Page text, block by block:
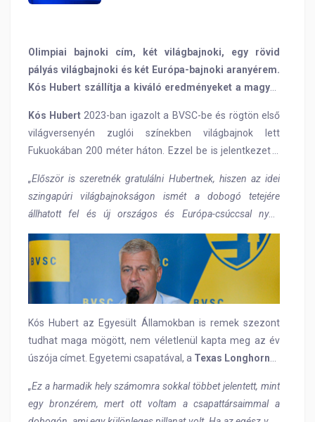
Olimpiai bajnoki cím, két világbajnoki, egy rövid
pályás világbajnoki és két Európa-bajnoki aranyérem.
Kós Hubert szállítja a kiváló eredményeket a magyar
céljai is vannak, amelyeket a sajtó képviselőinek árult
el, mielőtt visszatérne az Egyesült Államokba.
Kós Hubert 2023-ban igazolt a BVSC-be és rögtön első
világversenyén zuglói színekben világbajnok lett
Fukuokában 200 méter háton. Ezzel be is jelentkezet a
szám olimpiai aranyérmére, amelyet egy évvel később
Párizsban felejthetetlen versenyben meg is szerzett.
Előtte még két Eb aranyat is begyűjtött, majd
decemberben a budapesti rövid pályás világbajnokságon
is első lett Kós. Ezen a nyáron pedig 200 méter háton
ismét világbajnok lett fantasztikus Európa-csúccsal, 200
vegyesen pedig egy bronzérmet szerzett.
„Először is szeretnék gratulálni Hubertnek, hiszen az idei
szingapúri világbajnokságon ismét a dobogó tetejére
állhatott fel és új országos és Európa-csúccsal nyert
(1:53.19) 200 méter háton. Ráadásul még egy bronzérmet
is szerzett a sok döntős úszása mellett, ami kimagasló
teljesítmény, de szeretném megjegyezni, hogy az a
szerénység és alázat, ami jellemzi Hubit, legalább olyan
szimpatikussá teszi őt, mint az eredményei”– nyitotta meg
a sajtóeseménytSzatmáry Kristóf, a BVSC-Zugló
elnöke .„A tavalyi évben a klubok rangsorában a BVSC
végzett az első helyen, mely eredményhez nagyban
párbajtőrözőnk mellett Kós Hubert nyert aranyérmet
Párizsban 200 méter háton. 2023-ban kezdődött klubunk
Kós Hubert az Egyesült Államokban is remek szezont
tudhat maga mögött, nem véletlenül kapta meg az év
úszója címet. Egyetemi csapatával, a Texas Longhorns-
ráadásul Szingapúrban a 200 vegyes dobogóját is
kibéreltékBob Bowman
tanítványai, ahol sportolónk
„Ez a harmadik hely számomra sokkal többet jelentett, mint
egy bronzérem, mert ott voltam a csapattársaimmal a